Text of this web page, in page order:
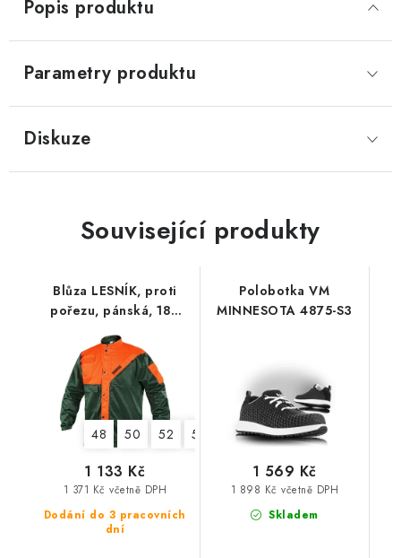
Popis produktu
Parametry produktu
Diskuze
Související produkty
Blůza LESNÍK, proti
pořezu, pánská, 182
cm
48 50 52 54 56 58 60 62
Dodání do 3 pracovních
dní
1 371 Kč včetně DPH
1 133 Kč
Polobotka VM
MINNESOTA 4875-S3
Skladem
1 898 Kč včetně DPH
1 569 Kč